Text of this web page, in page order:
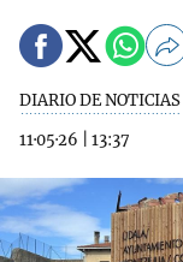
DIARIO DE NOTICIAS
11·05·26
13:37